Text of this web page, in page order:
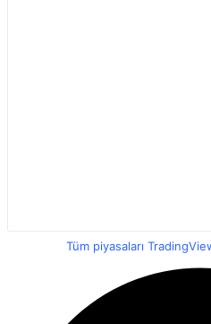
Tüm piyasaları